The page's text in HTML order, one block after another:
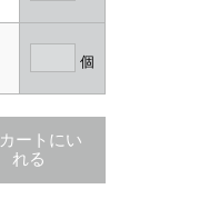
個
カートにい
れる